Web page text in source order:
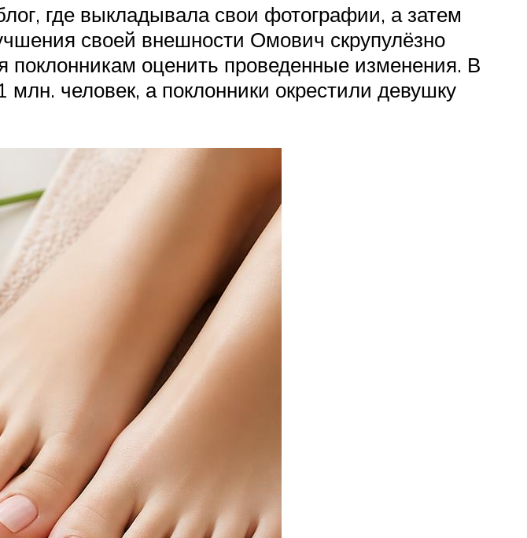
где выкладывала свои фотографии, а затем
своей внешности Омович скрупулёзно
оценить проведенные изменения. В
млн. человек, а поклонники окрестили девушку